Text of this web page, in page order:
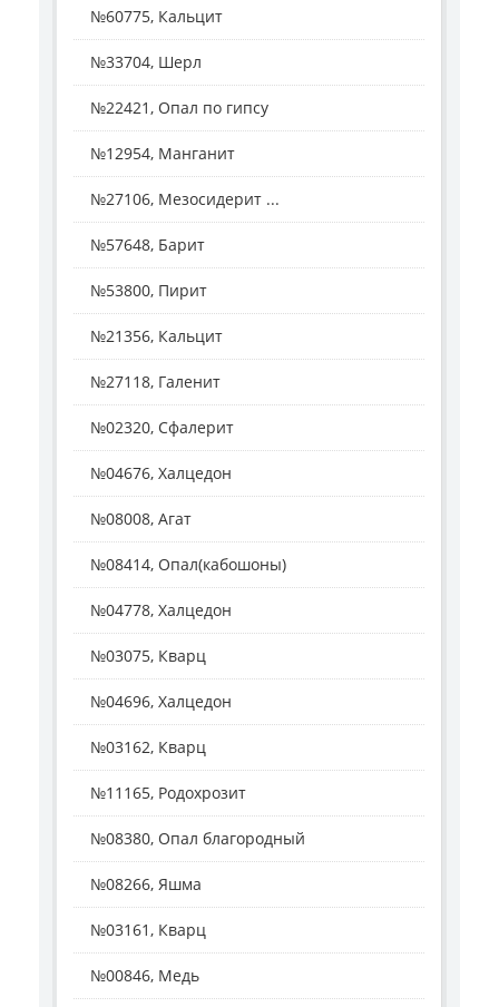
№60775, Кальцит
№33704, Шерл
№22421, Опал по гипсу
№12954, Манганит
№27106, Мезосидерит ...
№57648, Барит
№53800, Пирит
№21356, Кальцит
№27118, Галенит
№02320, Сфалерит
№04676, Халцедон
№08008, Агат
№08414, Опал(кабошоны)
№04778, Халцедон
№03075, Кварц
№04696, Халцедон
№03162, Кварц
№11165, Родохрозит
№08380, Опал благородный
№08266, Яшма
№03161, Кварц
№00846, Медь